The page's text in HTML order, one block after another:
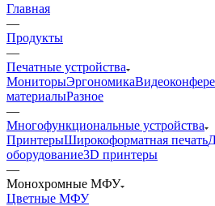
Главная
—
Продукты
—
Печатные устройства
МониторыЭргономика
материалыРазное
—
Многофункциональные устройства
ПринтерыШирокоформатная печать
оборудование3D принтеры
—
Монохромные МФУ
Цветные МФУ